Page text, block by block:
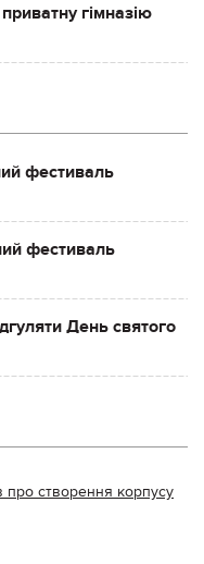
гімназію
фестиваль
фестиваль
День святого